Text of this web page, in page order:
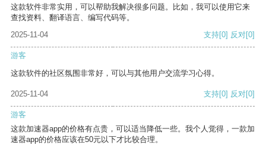
这款软件非常实用，可以帮助我解决很多问题。比如，我可以使用它来
查找资料、翻译语言、编写代码等。
2025-11-04
支持[0] 反对[0]
游客
这款软件的社区氛围非常好，可以与其他用户交流学习心得。
2025-11-04 支持[0] 反对[0]
游客
这款加速器app的价格有点贵，可以适当降低一些。我个人觉得，一款加
速器app的价格应该在50元以下才比较合理。